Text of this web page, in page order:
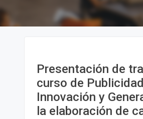
Presentación de
curso de
Innovación y
la elaboración de